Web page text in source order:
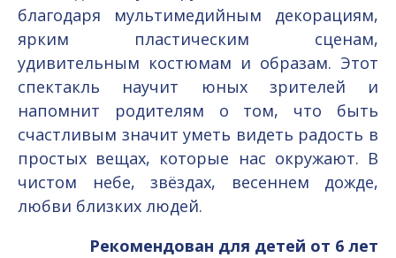
благодаря мультимедийным декорациям,
ярким пластическим сценам,
удивительным костюмам и образам. Этот
спектакль научит юных зрителей и
напомнит родителям о том, что быть
счастливым значит уметь видеть радость в
простых вещах, которые нас окружают. В
чистом небе, звёздах, весеннем дожде,
любви близких людей.
Рекомендован для детей от 6 лет